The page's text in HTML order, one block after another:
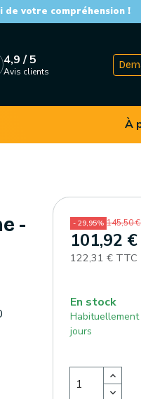
de votre compréhension !
4,9 / 5
Avis clients
À
-
- 29,95% 145,50
101,92
122,31 € TTC
En stock
jours